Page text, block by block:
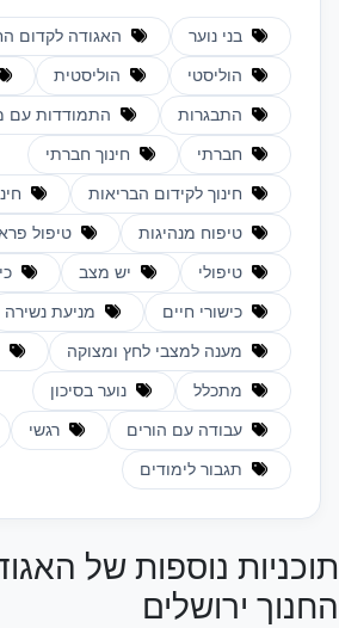
בני נוער האגודה לקדום
הוליסטי הוליסטית
התבגרות התמודדות עם
חברתי חינוך חברתי
חינוך לקידום הבריאות
טיפוח מנהיגות טיפול
טיפולי יש מצב
כישורי חיים מניעת נשירה
מענה למצבי לחץ ומצוקה
מתכלל נוער בסיכון
עבודה עם הורים רגשי
תגבור לימודים
תוכניות נוספות של
החנוך ירושלים